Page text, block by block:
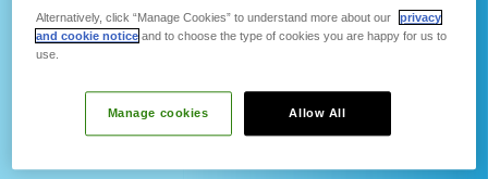
結合科技技術終結海洋垃圾宿命 捍衛海洋生態
共存榮景
Alternatively, click “Manage Cookies” to understand more about our
privacy
and cookie notice and to choose the type of cookies you are happy for us to
use.
Allow All
Manage cookies